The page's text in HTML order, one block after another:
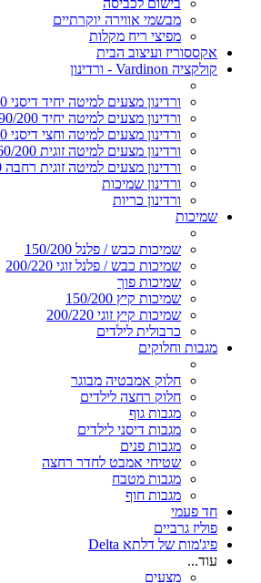
מבשמי אווירה יוקרתיים
מפיצי ריח מקלות
אקססוריז ועיצוב הבית
קולקציה Vardinon - ורדינון
ורדינון מצעים למיטה יחיד דיסני 90/200
ורדינון מצעים למיטה יחיד 90/200
ורדינון מצעים למיטה וחצי דיסני 120/200
ורדינון מצעים למיטה זוגית 160/200
ורדינון מצעים למיטה זוגית רחבה 180/200
ורדינון שמיכות
ורדינון כריות
שמיכות
שמיכות כבש / פלנל 150/200
שמיכות כבש / פלנל זוגי 200/220
שמיכות פוך
שמיכות קיץ 150/200
שמיכות קיץ זוגי 200/220
כרבולית לילדים
מגבות וחלוקים
חלוק אמבטיה מבוגר
חלוק רחצה לילדים
מגבות גוף
מגבות דיסני לילדים
מגבות פנים
שטיחי אמבט לחדר רחצה
מגבות מטבח
מגבות חוף
חד פעמי
פוליז גרביים
פיג'מות של דלתא Delta
עוד...
מצעים